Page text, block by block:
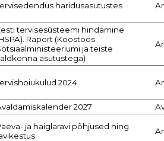
haridusasutustes
tervisesüsteemi hindamine
Raport (Koostöös
ja teiste
asutustega)
2024
2027
ja haiglaravi põhjused ning